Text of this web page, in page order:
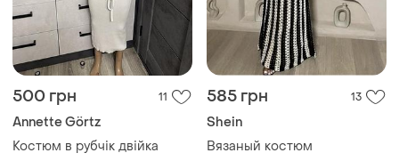
500 грн 11
Annette Görtz
Костюм в рубчік двійка
585 грн 13
Shein
Вязаный костюм